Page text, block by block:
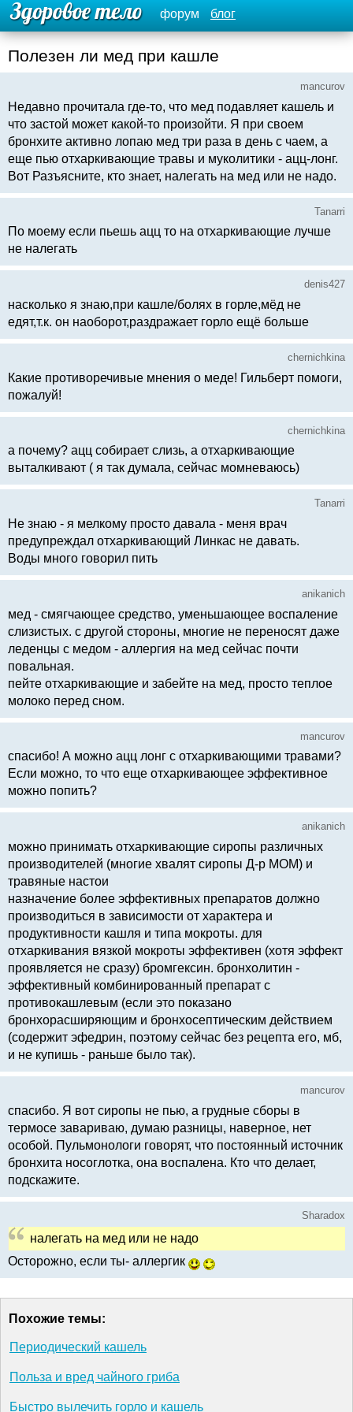
форум блог
Полезен ли мед при кашле
mancurov
Недавно прочитала где-то, что мед подавляет кашель и
что застой может какой-то произойти. Я при своем
бронхите активно лопаю мед три раза в день с чаем, а
еще пью отхаркивающие травы и муколитики - ацц-лонг.
Вот Разъясните, кто знает, налегать на мед или не надо.
Tanarri
По моему если пьешь ацц то на отхаркивающие лучше
не налегать
denis427
насколько я знаю,при кашле/болях в горле,мёд не
едят,т.к. он наоборот,раздражает горло ещё больше
chernichkina
Какие противоречивые мнения о меде! Гильберт помоги,
пожалуй!
chernichkina
а почему? ацц собирает слизь, а отхаркивающие
выталкивают ( я так думала, сейчас момневаюсь)
Tanarri
Не знаю - я мелкому просто давала - меня врач
предупреждал отхаркивающий Линкас не давать.
Воды много говорил пить
anikanich
мед - смягчающее средство, уменьшающее воспаление
слизистых. с другой стороны, многие не переносят даже
леденцы с медом - аллергия на мед сейчас почти
повальная.
пейте отхаркивающие и забейте на мед, просто теплое
молоко перед сном.
mancurov
спасибо! А можно ацц лонг с отхаркивающими травами?
Если можно, то что еще отхаркивающее эффективное
можно попить?
anikanich
можно принимать отхаркивающие сиропы различных
производителей (многие хвалят сиропы Д-р МОМ) и
травяные настои
назначение более эффективных препаратов должно
производиться в зависимости от характера и
продуктивности кашля и типа мокроты. для
отхаркивания вязкой мокроты эффективен (хотя эффект
проявляется не сразу) бромгексин. бронхолитин -
эффективный комбинированный препарат с
противокашлевым (если это показано
бронхорасширяющим и бронхосептическим действием
(содержит эфедрин, поэтому сейчас без рецепта его, мб,
и не купишь - раньше было так).
mancurov
спасибо. Я вот сиропы не пью, а грудные сборы в
термосе завариваю, думаю разницы, наверное, нет
особой. Пульмонологи говорят, что постоянный источник
бронхита носоглотка, она воспалена. Кто что делает,
подскажите.
Sharadox
налегать на мед или не надо
Осторожно, если ты- аллергик
Похожие темы:
Периодический кашель
Польза и вред чайного гриба
Быстро вылечить горло и кашель